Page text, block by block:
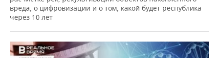
вреда, о цифровизации и о том, какой будет республика
через 10 лет